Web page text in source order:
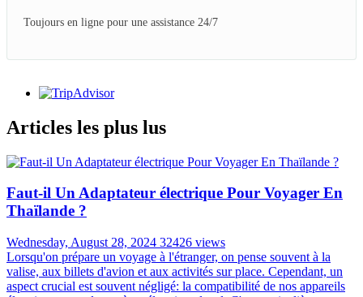
Toujours en ligne pour une assistance 24/7
Articles les plus lus
Faut-il Un Adaptateur électrique Pour Voyager En
Thaïlande ?
Wednesday, August 28, 2024 32426 views
Lorsqu'on prépare un voyage à l'étranger, on pense souvent à la
valise, aux billets d'avion et aux activités sur place. Cependant, un
aspect crucial est souvent négligé: la compatibilité de nos appareils